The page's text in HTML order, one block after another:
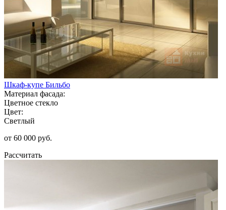
Шкаф-купе Бильбо
Материал фасада:
Цветное стекло
Цвет:
Светлый
от 60 000 руб.
Рассчитать